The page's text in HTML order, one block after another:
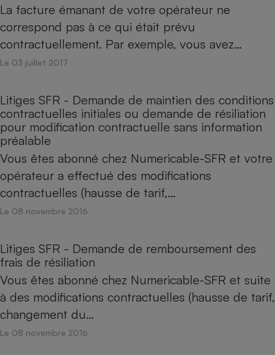
La facture émanant de votre opérateur ne
correspond pas à ce qui était prévu
contractuellement. Par exemple, vous avez…
Le 03 juillet 2017
Litiges SFR - Demande de maintien des conditions
contractuelles initiales ou demande de résiliation
pour modification contractuelle sans information
préalable
Vous êtes abonné chez Numericable-SFR et votre
opérateur a effectué des modifications
contractuelles (hausse de tarif,…
Le 08 novembre 2016
Litiges SFR - Demande de remboursement des
frais de résiliation
Vous êtes abonné chez Numericable-SFR et suite
à des modifications contractuelles (hausse de tarif,
changement du…
Le 08 novembre 2016